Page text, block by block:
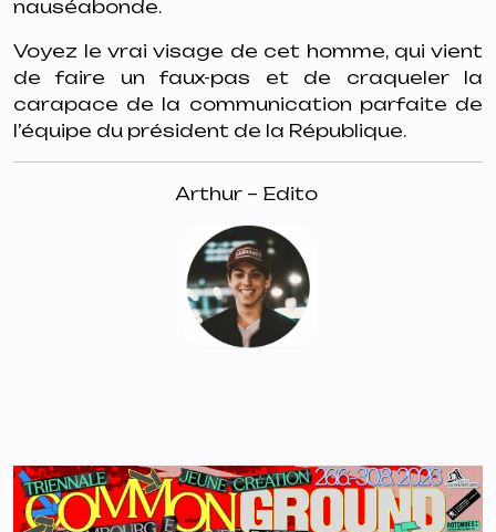
nauséabonde.
Voyez le vrai visage de cet homme, qui vient
de faire un faux-pas et de craqueler la
carapace de la communication parfaite de
l’équipe du président de la République.
Arthur – Edito